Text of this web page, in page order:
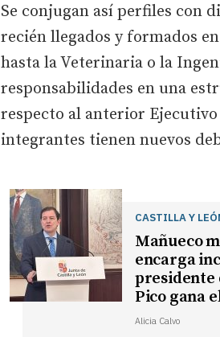
Se conjugan así perfiles con
recién llegados y formados
hasta la Veterinaria o la
responsabilidades en una
respecto al anterior
integrantes tienen nuevos
CASTILLA Y
Mañueco
encarga
presidente
Pico gana
Alicia Calvo